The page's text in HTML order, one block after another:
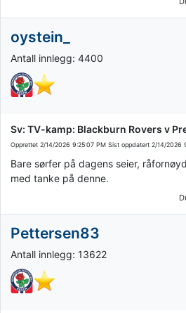
oystein_
Antall innlegg: 4400
Sv: TV-kamp: Blackburn Rovers v
Opprettet 2/14/2026 9:25:07 PM Sist oppdatert 2/14/2026
Bare sørfer på dagens seier,
med tanke på denne.
Pettersen83
Antall innlegg: 13622